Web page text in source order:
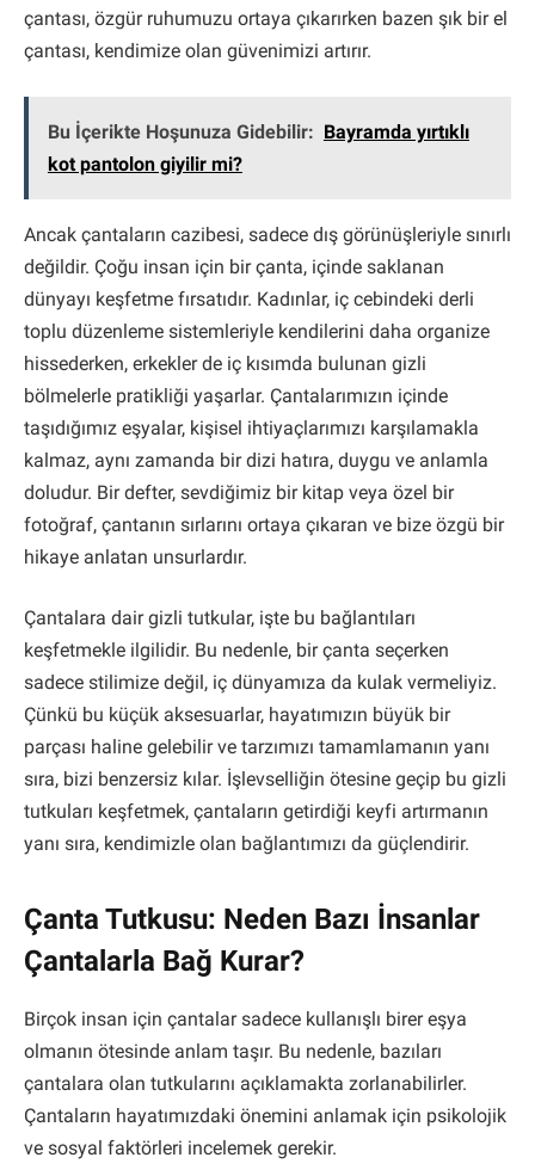
çantası, özgür ruhumuzu ortaya çıkarırken bazen şık bir el
çantası, kendimize olan güvenimizi artırır.
Bu İçerikte Hoşunuza Gidebilir: Bayramda yırtıklı
kot pantolon giyilir mi?
Ancak çantaların cazibesi, sadece dış görünüşleriyle sınırlı
değildir. Çoğu insan için bir çanta, içinde saklanan
dünyayı keşfetme fırsatıdır. Kadınlar, iç cebindeki derli
toplu düzenleme sistemleriyle kendilerini daha organize
hissederken, erkekler de iç kısımda bulunan gizli
bölmelerle pratikliği yaşarlar. Çantalarımızın içinde
taşıdığımız eşyalar, kişisel ihtiyaçlarımızı karşılamakla
kalmaz, aynı zamanda bir dizi hatıra, duygu ve anlamla
doludur. Bir defter, sevdiğimiz bir kitap veya özel bir
fotoğraf, çantanın sırlarını ortaya çıkaran ve bize özgü bir
hikaye anlatan unsurlardır.
Çantalara dair gizli tutkular, işte bu bağlantıları
keşfetmekle ilgilidir. Bu nedenle, bir çanta seçerken
sadece stilimize değil, iç dünyamıza da kulak vermeliyiz.
Çünkü bu küçük aksesuarlar, hayatımızın büyük bir
parçası haline gelebilir ve tarzımızı tamamlamanın yanı
sıra, bizi benzersiz kılar. İşlevselliğin ötesine geçip bu gizli
tutkuları keşfetmek, çantaların getirdiği keyfi artırmanın
yanı sıra, kendimizle olan bağlantımızı da güçlendirir.
Çanta Tutkusu: Neden Bazı İnsanlar
Çantalarla Bağ Kurar?
Birçok insan için çantalar sadece kullanışlı birer eşya
olmanın ötesinde anlam taşır. Bu nedenle, bazıları
çantalara olan tutkularını açıklamakta zorlanabilirler.
Çantaların hayatımızdaki önemini anlamak için psikolojik
ve sosyal faktörleri incelemek gerekir.